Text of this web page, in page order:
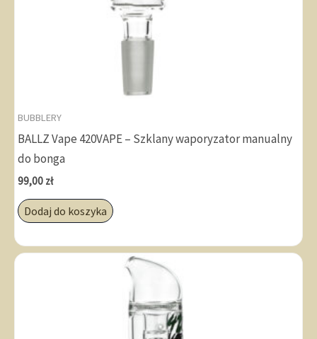
BUBBLERY
BALLZ Vape 420VAPE – Szklany waporyzator manualny
do bonga
99,00 zł
Dodaj do koszyka